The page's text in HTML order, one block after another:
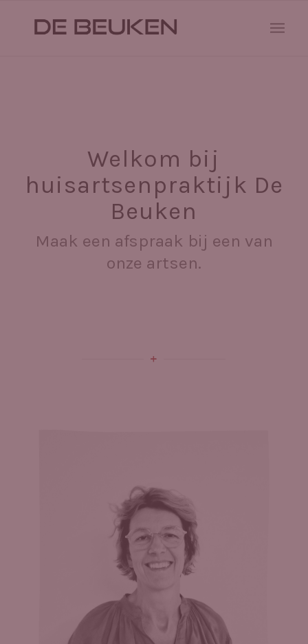
Welkom bij
huisartsenpraktijk De
Beuken
Maak een afspraak bij een van
onze artsen.